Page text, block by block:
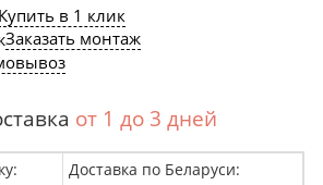
Купить в 1 клик
Заказать монтаж
от 1 до 3 дней
Доставка по Беларуси: